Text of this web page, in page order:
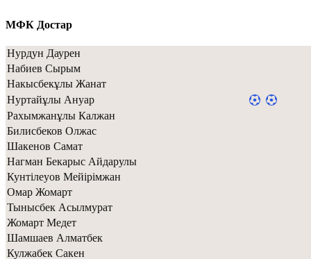
МФК Достар
Нурдун Даурен
Набиев Сырым
Накысбекұлы Жанат
Нуртайұлы Ануар
Рахымжанұлы Калжан
Билисбеков Олжас
Шакенов Самат
Нагман Бекарыс Айдарулы
Кунтiлеуов Мейiрiмжан
Омар Жомарт
Тынысбек Асылмурат
Жомарт Медет
Шамшаев Алматбек
Кулжабек Сакен